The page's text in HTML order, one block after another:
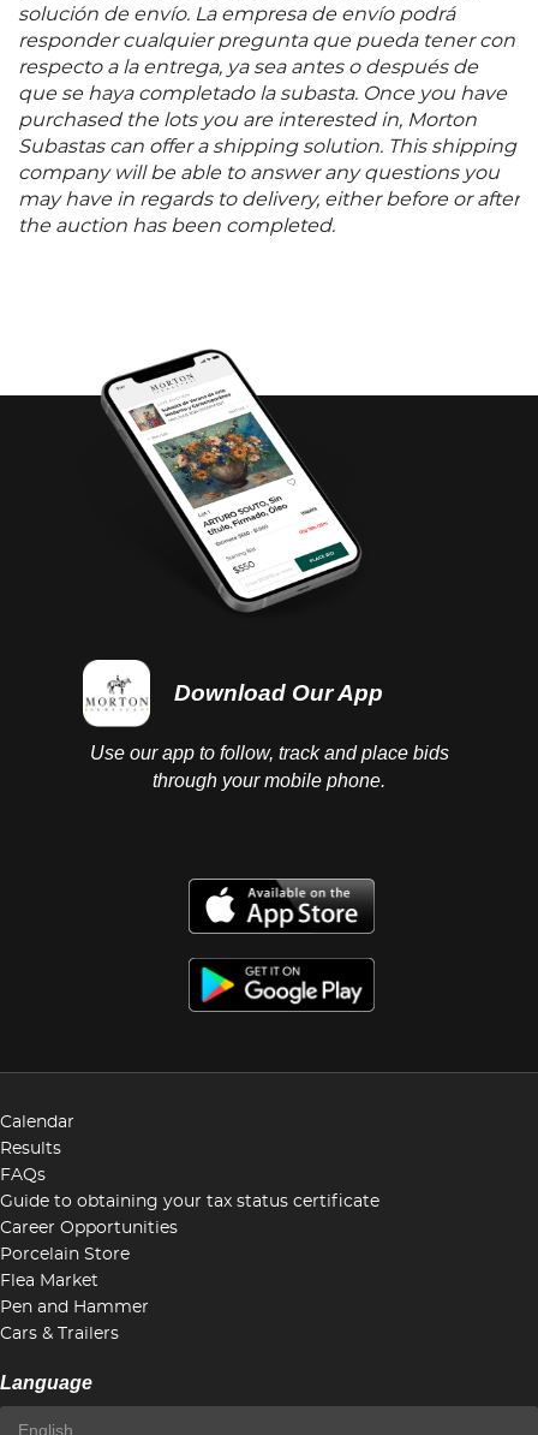
solución de envío. La empresa de envío podrá
responder cualquier pregunta que pueda tener con
respecto a la entrega, ya sea antes o después de
que se haya completado la subasta. Once you have
purchased the lots you are interested in, Morton
Subastas can offer a shipping solution. This shipping
company will be able to answer any questions you
may have in regards to delivery, either before or after
the auction has been completed.
Download Our App
Use our app to follow, track and place bids
through your mobile phone.
Calendar
Results
FAQs
Guide to obtaining your tax status certificate
Career Opportunities
Porcelain Store
Flea Market
Pen and Hammer
Cars & Trailers
Language